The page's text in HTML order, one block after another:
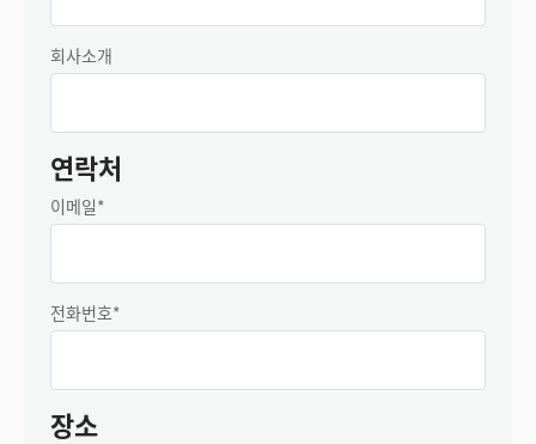
India
Japan
Korea
Malaysia
New Zealand
회사소개
연락처
이메일*
전화번호*
장소